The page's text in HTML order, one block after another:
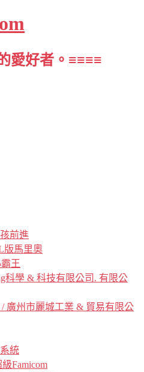
愛好者。≡≡≡≡
前進
版馬里奧
王
科學 & 科技有限公司. 有限公
/ 廣州市麗城工業 & 貿易有限公
統
Famicom